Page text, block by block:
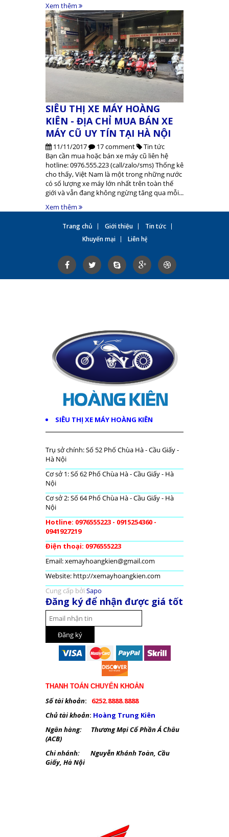
Xem thêm
SIÊU THỊ XE MÁY HOÀNG
KIÊN - ĐỊA CHỈ MUA BÁN XE
MÁY CŨ UY TÍN TẠI HÀ NỘI
11/11/2017 17 comment
Tin tức
Bạn cần mua hoặc bán xe máy cũ liên hệ
hotline: 0976.555.223 (call/zalo/sms) Thống kê
cho thấy, Việt Nam là một trong những nước
có số lượng xe máy lớn nhất trên toàn thế
giới và vẫn đang không ngừng tăng qua mỗi...
Xem thêm
Trang chủ Giới thiệu
Tin tức
Khuyến mại
Liên hệ
SIÊU THỊ XE MÁY HOÀNG KIÊN
Trụ sở chính: Số 52 Phố Chùa Hà - Cầu Giấy -
Hà Nội
Cơ sở 1: Số 62 Phố Chùa Hà - Cầu Giấy - Hà
Nội
Cơ sở 2: Số 64 Phố Chùa Hà - Cầu Giấy - Hà
Nội
Hotline: 0976555223 - 0915254360 -
0941927219
Điện thoại: 0976555223
Email: xemayhoangkien@gmail.com
Website: http://xemayhoangkien.com
Cung cấp bởi Sapo
Đăng ký để nhận được giá tốt
THANH TOÁN CHUYỂN KHOẢN
Số tài khoản:
6252.8888.8888
Chủ tài khoản: Hoàng Trung Kiên
Ngân hàng: Thương Mại Cổ Phần Á Châu
(ACB)
Chi nhánh: Nguyễn Khánh Toàn, Cầu
Giấy, Hà Nội